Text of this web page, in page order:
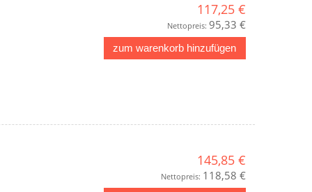
117,25 €
Nettopreis: 95,33 €
zum warenkorb hinzufügen
145,85 €
Nettopreis: 118,58 €